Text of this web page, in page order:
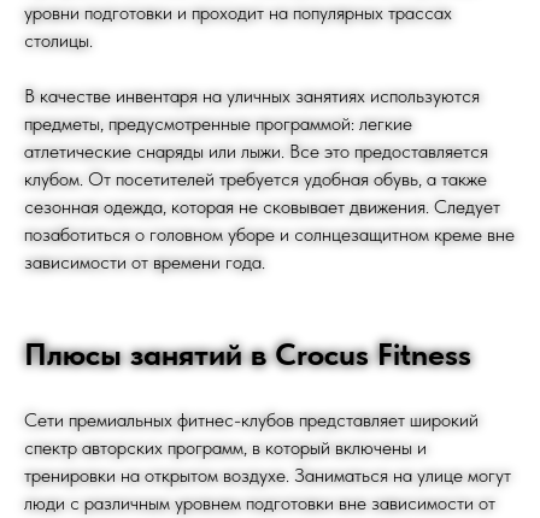
уровни подготовки и проходит на популярных трассах
столицы.
В качестве инвентаря на уличных занятиях используются
предметы, предусмотренные программой: легкие
атлетические снаряды или лыжи. Все это предоставляется
клубом. От посетителей требуется удобная обувь, а также
сезонная одежда, которая не сковывает движения. Следует
позаботиться о головном уборе и солнцезащитном креме вне
зависимости от времени года.
Плюсы занятий в Crocus Fitness
Сети премиальных фитнес-клубов представляет широкий
спектр авторских программ, в который включены и
тренировки на открытом воздухе. Заниматься на улице могут
люди с различным уровнем подготовки вне зависимости от
КОНТАКТЫ
Мы на связи
24/7
info@crocusfitness.com